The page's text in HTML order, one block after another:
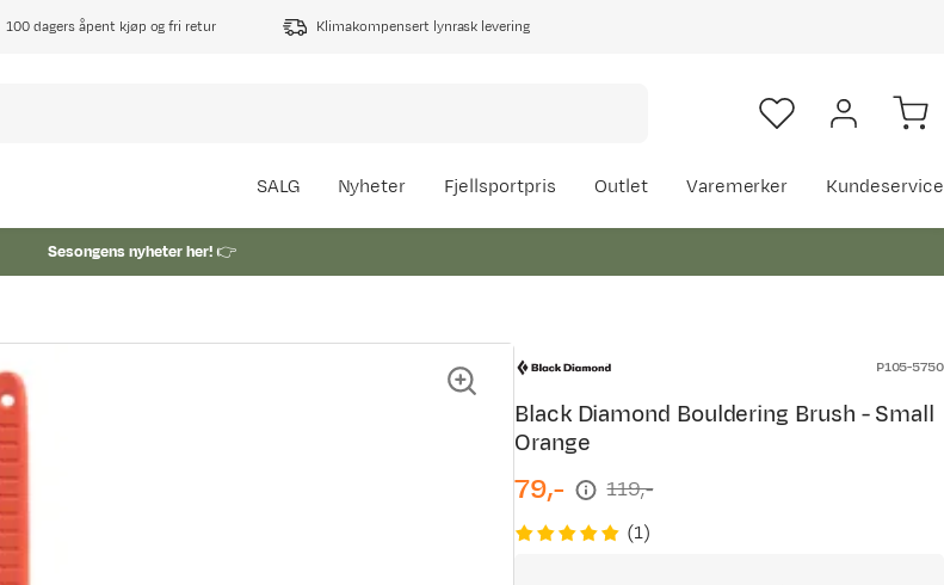
100 dagers åpent kjøp og fri retur Klimakompensert lynrask levering
SALG Nyheter Fjellsportpris Outlet Varemerker Kundeservice
Sesongens nyheter her!👉
P105-5750
Black Diamond Bouldering Brush - Small
Orange
discounted
price
79,-
original
price
119,-
(1)